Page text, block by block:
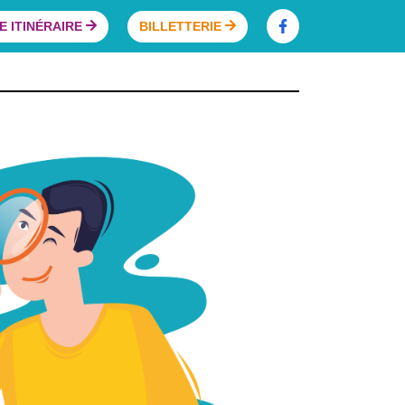
ITINÉRAIRE BILLETTERIE